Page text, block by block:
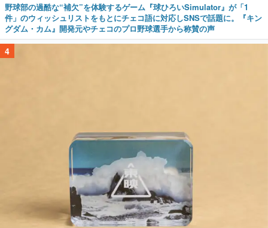
野球部の過酷な“補欠”を体験するゲーム『球ひろいSimulator』が「1
件」のウィッシュリストをもとにチェコ語に対応しSNSで話題に。『キン
グダム・カム』開発元やチェコのプロ野球選手から称賛の声
4